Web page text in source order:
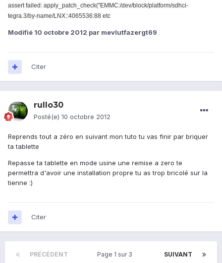
assert failed: apply_patch_check("EMMC:/dev/block/platform/sdhci-
tegra.3/by-name/LNX::4065536:88 etc
Modifié 10 octobre 2012 par mevlutfazergt69
Citer
rullo30
Posté(e) 10 octobre 2012
Reprends tout a zéro en suivant mon tuto tu vas finir par briquer
ta tablette
Repasse ta tablette en mode usine une remise a zero te
permettra d'avoir une installation propre tu as trop bricolé sur la
tienne :)
Citer
PRÉCÉDENT SUIVANT
Page 1 sur 3